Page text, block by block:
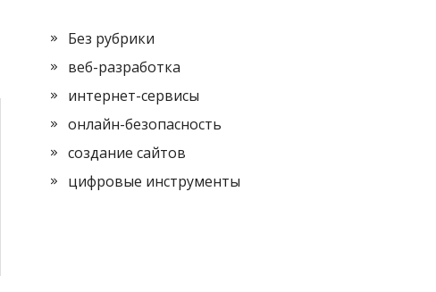
Без рубрики
веб-разработка
интернет-сервисы
онлайн-безопасность
создание сайтов
цифровые инструменты